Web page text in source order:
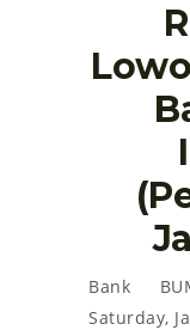
Bank
Saturday,